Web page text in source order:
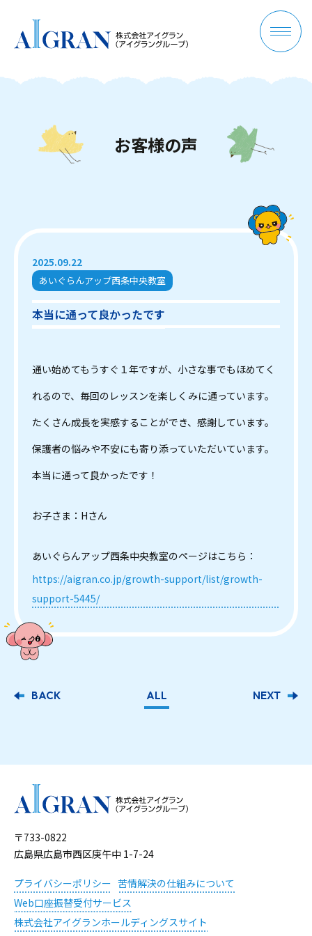
お客様の声
2025.09.22
あいぐらんアップ西条中央教室
本当に通って良かったです
通い始めてもうすぐ１年ですが、小さな事でもほめてく
れるので、毎回のレッスンを楽しくみに通っています。
たくさん成長を実感することができ、感謝しています。
保護者の悩みや不安にも寄り添っていただいています。
本当に通って良かったです！
お子さま：Hさん
あいぐらんアップ西条中央教室のページはこちら：
https://aigran.co.jp/growth-support/list/growth-
support-5445/
BACK ALL NEXT
〒733-0822
広島県広島市西区庚午中 1-7-24
プライバシーポリシー 苦情解決の仕組みについて
Web口座振替受付サービス
株式会社アイグランホールディングスサイト